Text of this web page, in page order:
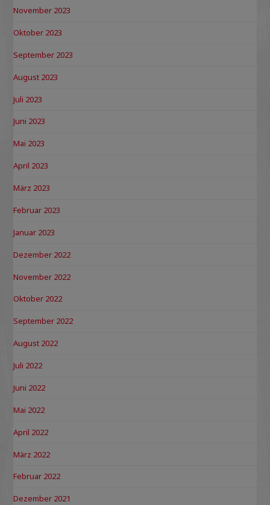
November 2023
Oktober 2023
September 2023
August 2023
Juli 2023
Juni 2023
Mai 2023
April 2023
März 2023
Februar 2023
Januar 2023
Dezember 2022
November 2022
Oktober 2022
September 2022
August 2022
Juli 2022
Juni 2022
Mai 2022
April 2022
März 2022
Februar 2022
Dezember 2021